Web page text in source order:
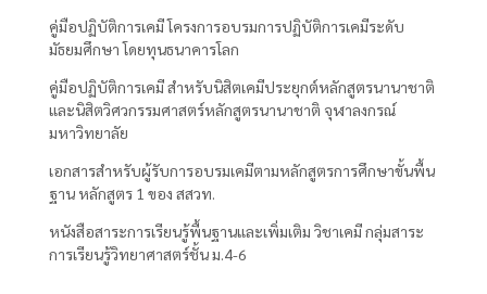
คู่มือปฏิบัติการเคมี โครงการอบรมการปฏิบัติการเคมีระดับ
มัธยมศึกษา โดยทุนธนาคารโลก
คู่มือปฏิบัติการเคมี สำหรับนิสิตเคมีประยุกต์หลักสูตรนานาชาติ
และนิสิตวิศวกรรมศาสตร์หลักสูตรนานาชาติ จุฬาลงกรณ์
มหาวิทยาลัย
เอกสารสำหรับผู้รับการอบรมเคมีตามหลักสูตรการศึกษาขั้นพื้น
ฐาน หลักสูตร 1 ของ สสวท.
หนังสือสาระการเรียนรู้พื้นฐานและเพิ่มเติม วิชาเคมี กลุ่มสาระ
การเรียนรู้วิทยาศาสตร์ชั้น ม.4-6